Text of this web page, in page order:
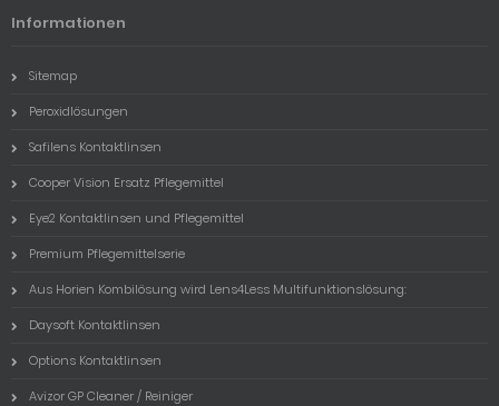
Informationen
Sitemap
Peroxidlösungen
Safilens Kontaktlinsen
Cooper Vision Ersatz Pflegemittel
Eye2 Kontaktlinsen und Pflegemittel
Premium Pflegemittelserie
Aus Horien Kombilösung wird Lens4Less Multifunktionslösung:
Daysoft Kontaktlinsen
Options Kontaktlinsen
Avizor GP Cleaner / Reiniger